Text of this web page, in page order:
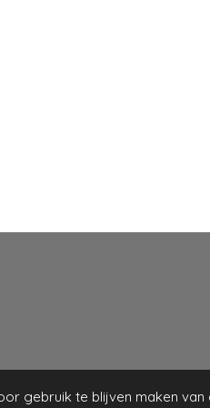
gebruik te blijven maken